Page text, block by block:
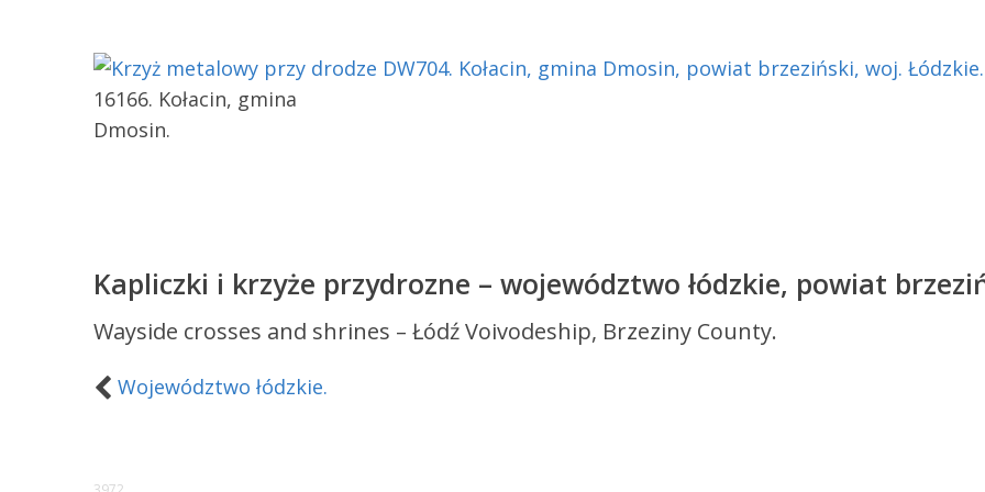
16166. Kołacin, gmina
Dmosin.
Kapliczki i krzyże przydrozne – województwo łódzkie, powiat
Wayside crosses and shrines – Łódź Voivodeship, Brzeziny County.
Województwo łódzkie.